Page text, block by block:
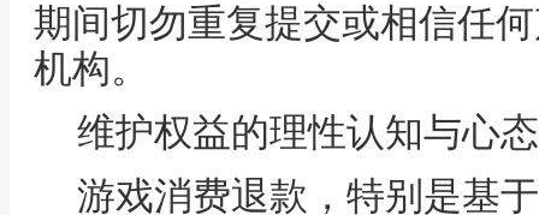
期间切勿重复提交或相信任
机构。
维护权益的理性认知与心态
游戏消费退款，特别是基